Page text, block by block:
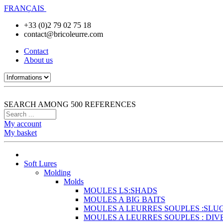
FRANÇAIS
+33 (0)2 79 02 75 18
contact@bricoleurre.com
Contact
About us
SEARCH AMONG 500 REFERENCES
My account
My basket
Soft Lures
Molding
Molds
MOULES LS:SHADS
MOULES A BIG BAITS
MOULES A LEURRES SOUPLES
MOULES A LEURRES SOUPLES :